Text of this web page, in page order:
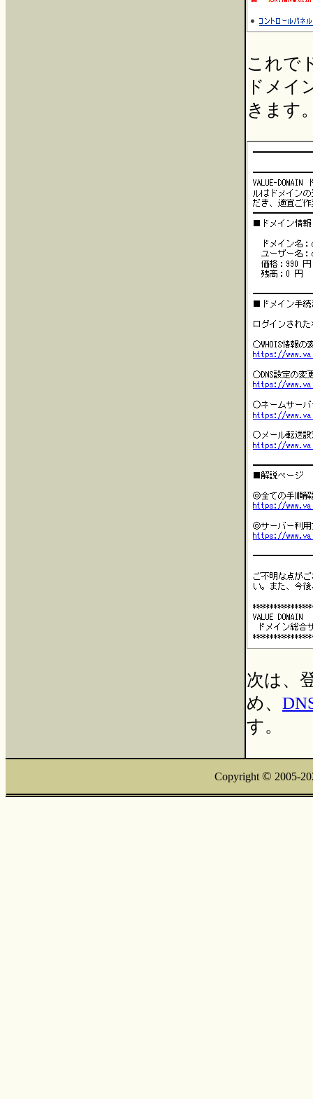
これで
ドメイ
きます
次は、
め、
す。
Copyright © 2005-